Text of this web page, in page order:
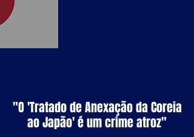
"O 'Tratado de Anexação da Coreia
ao Japão' é um crime atroz"